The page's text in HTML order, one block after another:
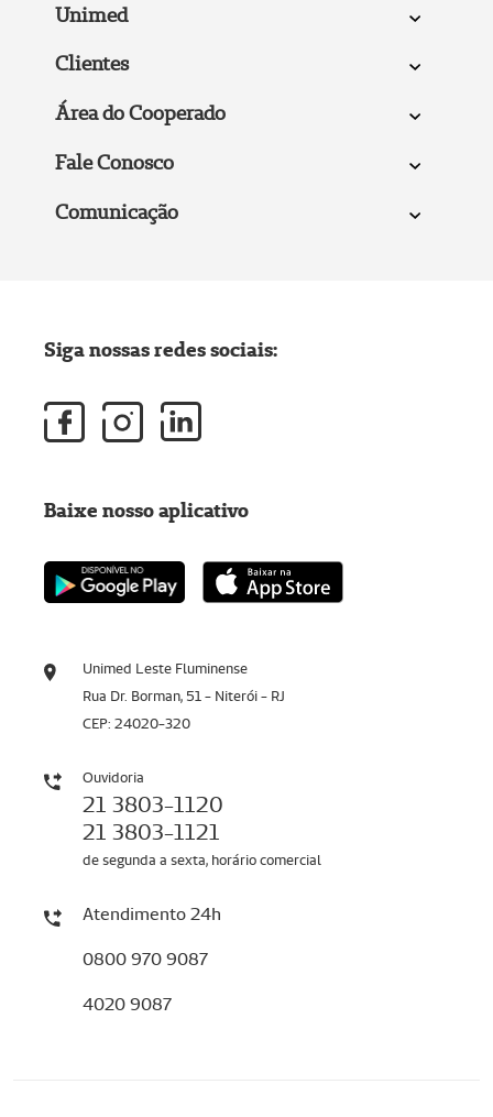
Unimed
Clientes
Área do Cooperado
Fale Conosco
Comunicação
Unimed Leste Fluminense
Rua Dr. Borman, 51 - Niterói - RJ
CEP: 24020-320
Ouvidoria
21 3803-1120
21 3803-1121
de segunda a sexta, horário comercial
Atendimento 24h
0800 970 9087
4020 9087
Siga nossas redes sociais:
Baixe nosso aplicativo